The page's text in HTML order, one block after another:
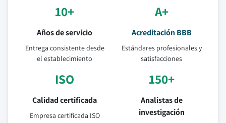
10+
Años de servicio
Entrega consistente desde
el establecimiento
A+
Acreditación BBB
Estándares profesionales y
satisfacciones
ISO
Calidad certificada
Empresa certificada ISO
150+
Analistas de
investigación